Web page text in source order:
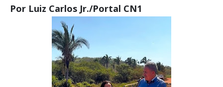
Por Luiz Carlos Jr./Portal CN1